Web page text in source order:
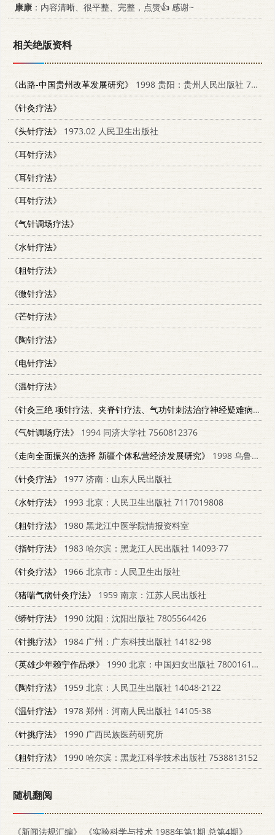
康康 ：内容清晰、很平整、完整，点赞👍 感谢~
相关绝版资料
《出路-中国贵州改革发展研究》
1998 贵阳：贵州人民出版社 7221047960
《针灸疗法》
《头针疗法》
1973.02 人民卫生出版社
《耳针疗法》
《耳针疗法》
《耳针疗法》
《气针调场疗法》
《水针疗法》
《粗针疗法》
《微针疗法》
《芒针疗法》
《陶针疗法》
《电针疗法》
《温针疗法》
《针灸三绝 项针疗法、夹脊针疗法、气功针刺法治疗神经疑难病》
《气针调场疗法》
1994 同济大学社 7560812376
《走向全面振兴的选择 新疆个体私营经济发展研究》
1998 乌鲁木齐：新疆大学出版社 7563109692
《针灸疗法》
1977 济南：山东人民出版社
《水针疗法》
1993 北京：人民卫生出版社 7117019808
《粗针疗法》
1980 黑龙江中医学院情报资料室
《指针疗法》
1983 哈尔滨：黑龙江人民出版社 14093·77
《针灸疗法》
1966 北京市：人民卫生出版社
《猪喘气病针灸疗法》
1959 南京：江苏人民出版社
《蟒针疗法》
1990 沈阳：沈阳出版社 7805564426
《针挑疗法》
1984 广州：广东科技出版社 14182·98
《英雄少年赖宁作品录》
1990 北京：中国妇女出版社 7800161978
《陶针疗法》
1959 北京：人民卫生出版社 14048·2122
《温针疗法》
1978 郑州：河南人民出版社 14105·38
《针挑疗法》
1990 广西民族医药研究所
《粗针疗法》
1990 哈尔滨：黑龙江科学技术出版社 7538813152
随机翻阅
《新闻法规汇编》 《实验科学与技术 1988年第1期 总第4期》